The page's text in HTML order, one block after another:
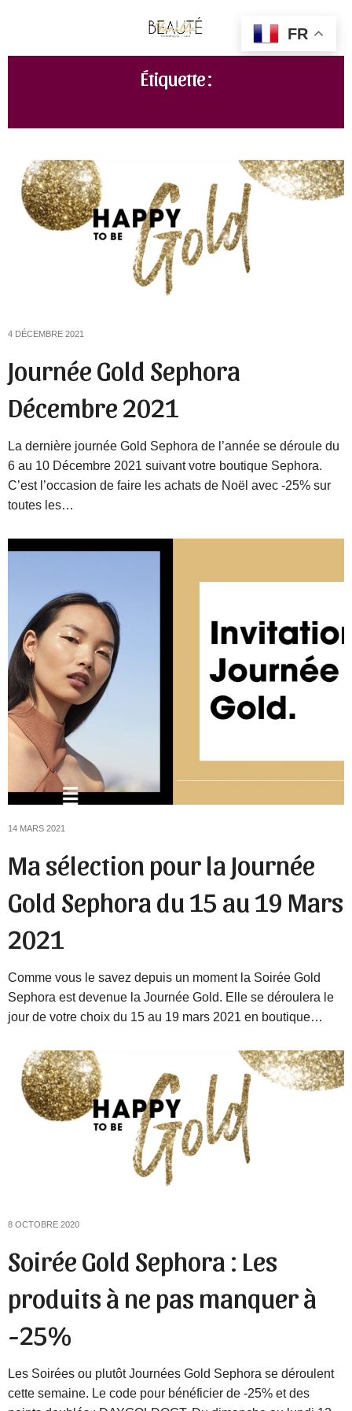
Étiquette :
4 DÉCEMBRE 2021
Journée Gold Sephora
Décembre 2021
La dernière journée Gold Sephora de l’année se déroule du
6 au 10 Décembre 2021 suivant votre boutique Sephora.
C’est l’occasion de faire les achats de Noël avec -25% sur
toutes les…
14 MARS 2021
Ma sélection pour la Journée
Gold Sephora du 15 au 19 Mars
2021
Comme vous le savez depuis un moment la Soirée Gold
Sephora est devenue la Journée Gold. Elle se déroulera le
jour de votre choix du 15 au 19 mars 2021 en boutique…
8 OCTOBRE 2020
Soirée Gold Sephora : Les
produits à ne pas manquer à
-25%
Les Soirées ou plutôt Journées Gold Sephora se déroulent
cette semaine. Le code pour bénéficier de -25% et des
FR